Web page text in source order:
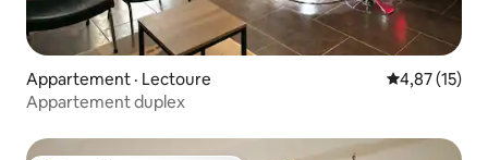
Appartement · Lectoure Note
4,87 (15)
Appartement duplex